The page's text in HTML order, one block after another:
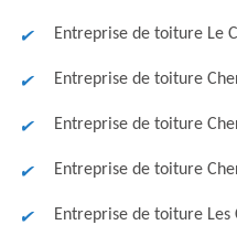
Entreprise de toiture Le
Entreprise de toiture
Entreprise de toiture
Entreprise de toiture
Entreprise de toiture Les